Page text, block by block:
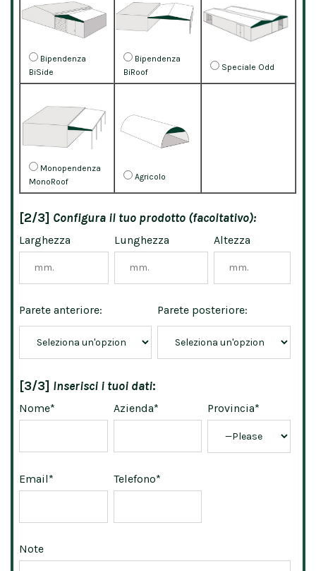
Bipendenza
BiSide
Bipendenza
BiRoof
Speciale Odd
Monopendenza
MonoRoof
Agricolo
[2/3] Configura il tuo prodotto (facoltativo):
Larghezza Lunghezza Altezza
Parete anteriore: Parete posteriore:
[3/3] Inserisci i tuoi dati:
Nome* Azienda* Provincia*
Email* Telefono*
Note